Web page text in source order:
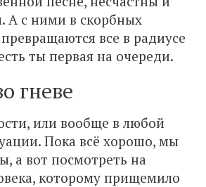
А с ними в скорбных
все в радиусе
ты первая на очереди.
гневе
или вообще в любой
Пока всё хорошо, мы
а вот посмотреть на
которому прищемило